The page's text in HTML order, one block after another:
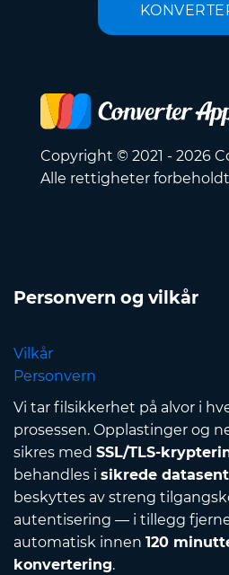
Copyright © 2021 - 2026
Alle rettigheter
Personvern og vilkår
Vilkår
Personvern
Vi tar filsikkerhet på alvor i
prosessen. Opplastinger og
sikres med SSL/TLS-
behandles i sikrede
beskyttes av streng
autentisering — i tillegg
automatisk innen 120
konvertering.